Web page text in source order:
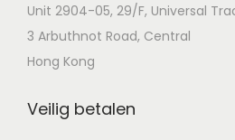
Unit 2904-05, 29/F, Universal
3 Arbuthnot Road, Central
Hong Kong
Veilig betalen